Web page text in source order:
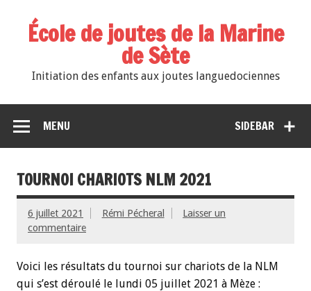
École de joutes de la Marine
de Sète
Initiation des enfants aux joutes languedociennes
SIDEBAR
MENU
TOURNOI CHARIOTS NLM 2021
6 juillet 2021 Rémi Pécheral
Laisser un
commentaire
Voici les résultats du tournoi sur chariots de la NLM
qui s’est déroulé le lundi 05 juillet 2021 à Mèze :